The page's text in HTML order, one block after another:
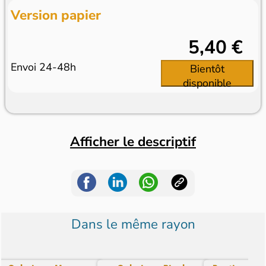
Version papier
Envoi 24-48h
5,40 €
Bientôt
disponible
Afficher le descriptif
Dans le même rayon